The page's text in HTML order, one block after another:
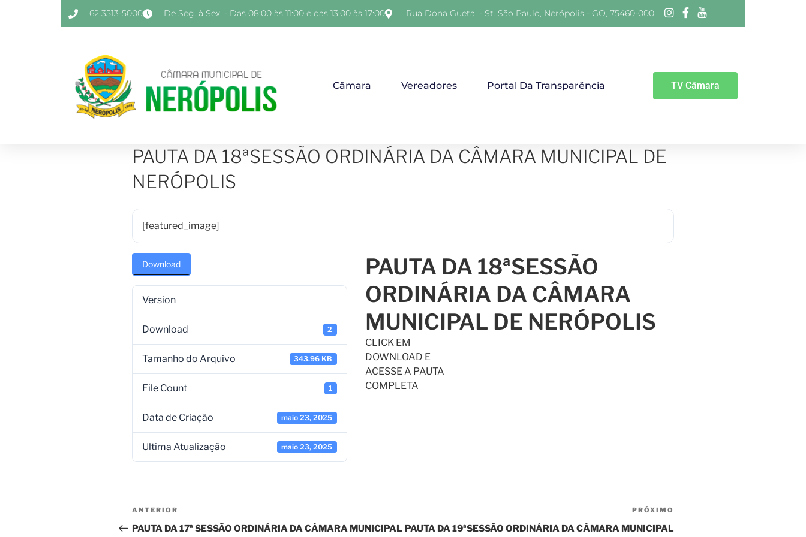
62 3513-5000 De Seg. à Sex. - Das 08:00 às 11:00 e das 13:00 às 17:00 Rua Dona Gueta, - St. São Paulo, Nerópolis - GO, 75460-000
Câmara Vereadores Portal Da Transparência TV Câmara
PAUTA DA 18ªSESSÃO ORDINÁRIA DA CÂMARA MUNICIPAL DE
NERÓPOLIS
[featured_image]
Download
Version
Download 2
Tamanho do Arquivo 343.96 KB
File Count 1
Data de Criação maio 23, 2025
Ultima Atualização maio 23, 2025
PAUTA DA 18ªSESSÃO
ORDINÁRIA DA CÂMARA
MUNICIPAL DE NERÓPOLIS
CLICK EM
DOWNLOAD E
ACESSE A PAUTA
COMPLETA
ANTERIOR
PAUTA DA 17ª SESSÃO ORDINÁRIA DA CÂMARA MUNICIPAL
PRÓXIMO
PAUTA DA 19ªSESSÃO ORDINÁRIA DA CÂMARA MUNICIPAL